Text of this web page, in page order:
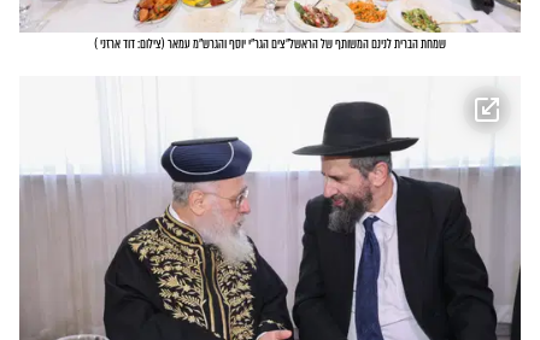
שמחת הברית לנינם המשותף של הראשל"צים הגר"י יוסף והגרש"מ עמאר (צילום: דוד ארזני)